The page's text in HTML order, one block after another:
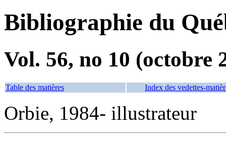
Bibliographie du
Vol. 56, no 10 (octobre
Table des matières Index des vedettes-
Orbie, 1984- illustrateur